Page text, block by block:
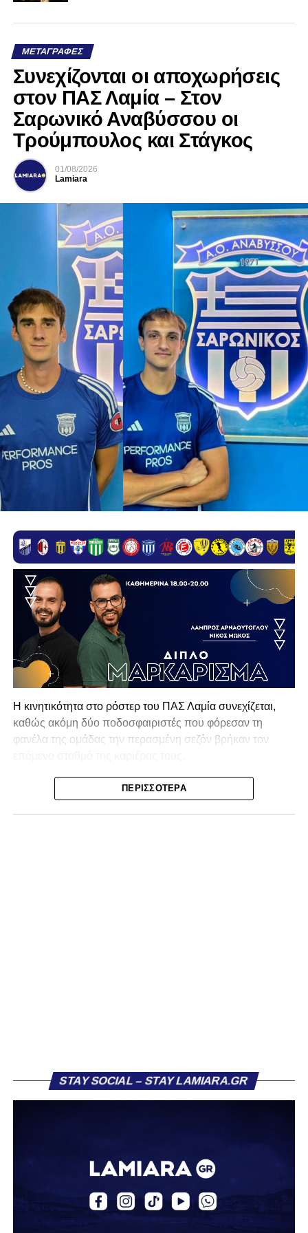
ΜΕΤΑΓΡΑΦΈΣ
Συνεχίζονται οι αποχωρήσεις
στον ΠΑΣ Λαμία – Στον
Σαρωνικό Αναβύσσου οι
Τρούμπουλος και Στάγκος
01/08/2026
Lamiara
Η κινητικότητα στο ρόστερ του ΠΑΣ Λαμία συνεχίζεται,
καθώς ακόμη δύο ποδοσφαιριστές που φόρεσαν τη
φανέλα της ομάδας την περασμένη σεζόν βρήκαν τον
Ο λόγος για τον Βασίλη Τρούμπουλο και τον Χρυσόστομο
Στάγκο, οι οποίοι θα συνεχίσουν μαζί την ποδοσφαιρική
«Ο Α.Ο. Σαρωνικός Αναβύσσου ανακοινώνει την
περσινή σεζόν πραγματοποίησε γεμάτη χρονιά στη Γ’
Στο παρελθόν αγωνίστηκε στην ΑΕΚ Β’, με την οποία
ΠΕΡΙΣΣΌΤΕΡΑ
STAY SOCIAL – STAY LAMIARA.GR